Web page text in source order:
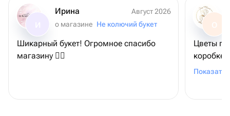
Ирина
Август 2026
о магазине Не колючий букет
Шикарный букет! Огромное спасибо
магазину 👍🏼
О
Цветы
коробке,
дороге.
Показать